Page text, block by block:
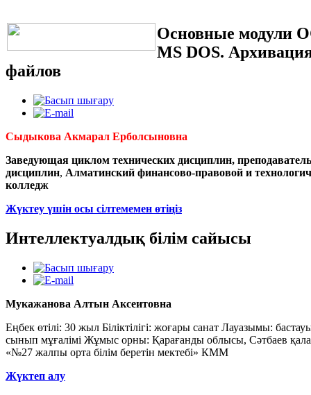
Основные модули
MS DOS.
файлов
Сыдыкова Акмарал Ерболсыновна
Заведующая циклом технических дисциплин,
дисциплин, Алматинский финансово-правовой и
колледж
Жүктеу үшін осы сілтемемен өтіңіз
Интеллектуалдық білім сайысы
Мукажанова Алтын Аксеитовна
Еңбек өтілі: 30 жыл Біліктілігі: жоғары санат Лауазымы:
сынып мұғалімі Жұмыс орны: Қарағанды облысы, Сәтбаев
«№27 жалпы орта білім беретін мектебі» КММ
Жүктеп алу